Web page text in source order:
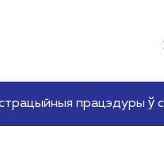
працэдуры ў